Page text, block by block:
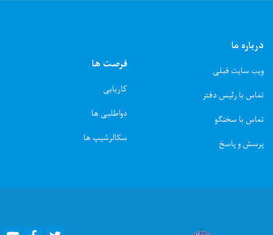
درباره ما
ویب سایت قبلی
تماس با رئیس دفتر
تماس با سخنگو
پرسش و پاسخ
فرصت ها
کاریابی
دواطلبی ها
سکالرشیپ ها